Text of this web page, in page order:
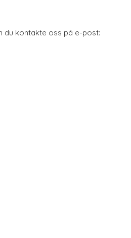
du kontakte oss på e-post: